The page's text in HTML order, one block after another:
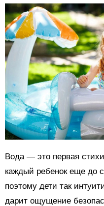
Вода — это первая
каждый ребенок еще до
поэтому дети так
дарит ощущение